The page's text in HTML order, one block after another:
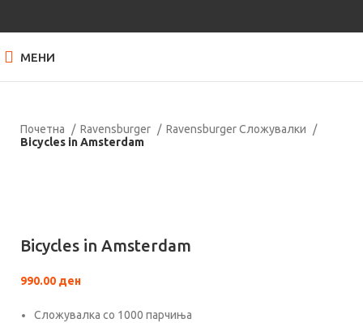
МЕНИ
Почетна Ravensburger
Ravensburger Сложувалки
Bicycles in Amsterdam
Bicycles in Amsterdam
990.00 ден
Сложувалка со 1000 парчиња